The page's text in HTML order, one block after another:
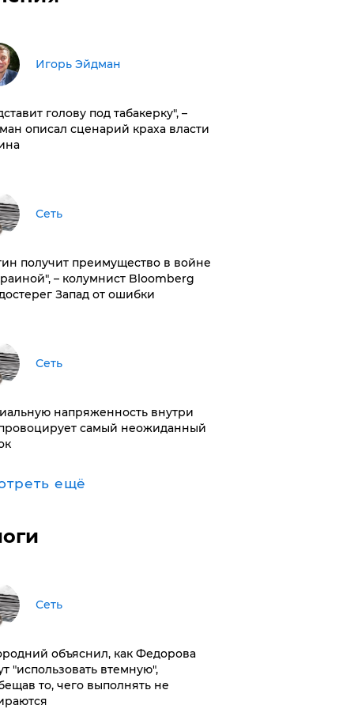
Игорь Эйдман
голову под табакерку", –
описал сценарий краха власти
Сеть
получит преимущество в войне
– колумнист Bloomberg
Запад от ошибки
Сеть
напряженность внутри
самый неожиданный
ещё
Сеть
объяснил, как Федорова
"использовать втемную",
то, чего выполнять не